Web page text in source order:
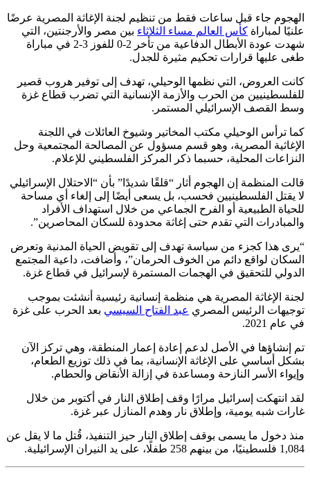
الهجوم جاء قبل ساعات فقط من تنظيم لجنة الإغاثة المصرية عرضًا
علنيًا لمباراة كأس العالم مساء الثلاثاء بين مصر والأرجنتين، التي
شهدت عودة الأبطال الدفاعية من تأخر 2-0 للفوز 3-2 في مباراة
طغى عليها قرارات تحكيم مثيرة للجدل.
كانت العروض، التي نظمها الوحيلي، تهدف إلى توفير هروب قصير
للفلسطينيين من الحرب والأزمة الإنسانية التي تضرب قطاع غزة
وسط القصف الإسرائيلي المستمر.
كما ترأس الوحيلي مكتب المخاتير وشيوخ العائلات في اللجنة
الإغاثية المصرية، وهو قسم مسؤول عن المصالحة المجتمعية وحل
النزاعات المحلية، حسبما ذكر المركز الفلسطيني للإعلام.
قالت المنظمة إن الهجوم أثار “قلقًا شديدًا” بأن “الاحتلال الإسرائيلي
لا يقتل الفلسطينيين فحسب، بل يسعى أيضًا إلى إلغاء أي مساحة
للحياة الطبيعية أو الفرح الجماعي من خلال استهداف الأفراد
والمبادرات التي تقدم حتى إغاثة محدودة للسكان المحاصرين”.
“يرى هذا كجزء من سياسة تهدف إلى تقويض الحياة المدنية وتعرض
السكان لواقع دائم من الخوف الحرمان”، وأضافت، داعية المجتمع
الدولي للتحقيق في الهجمات المستمرة لإسرائيل في قطاع غزة.
لجنة الإغاثة المصرية هي منظمة إنسانية رئيسية أنشئت بموجب
توجيهات الرئيس المصري عبد الفتاح السيسي بعد الحرب على غزة
في عام 2021.
تم إنشاؤها في الأصل لدعم إعادة إعمار المنطقة، وهي تركز الآن
بشكل أساسي على الإغاثة الإنسانية، بما في ذلك توزيع الطعام،
وإيواء الأسر النازحة ومساعدة في إزالة الأنقاض والحطام.
لقد انتهكت إسرائيل مرارًا وقف إطلاق النار في أكتوبر من خلال
غارات شبه يومية، وإطلاق نار وهدم المنازل عبر غزة.
منذ دخول ما يسمى بوقف إطلاق النار حيز التنفيذ، قُتل ما لا يقل عن
1,084 فلسطينيًا، من بينهم 258 طفلًا، على يد النيران الإسرائيلية.